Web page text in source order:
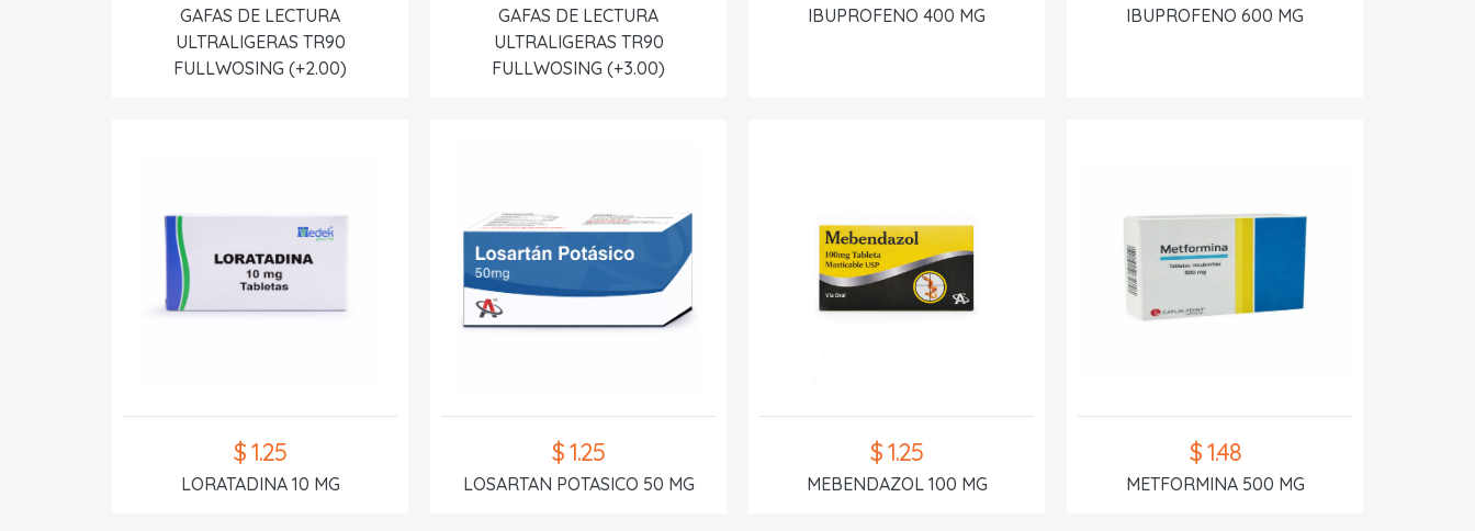
GAFAS DE LECTURA
ULTRALIGERAS TR90
FULLWOSING (+2.00)
GAFAS DE LECTURA
ULTRALIGERAS TR90
FULLWOSING (+3.00)
IBUPROFENO 400 MG IBUPROFENO 600 MG
$ 1.25
LORATADINA 10 MG
$ 1.25
LOSARTAN POTASICO 50 MG
$ 1.25
MEBENDAZOL 100 MG
$ 1.48
METFORMINA 500 MG